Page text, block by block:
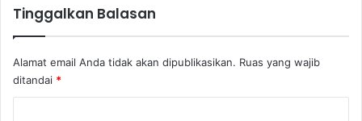
t
o
Tinggalkan Balasan
Alamat email Anda tidak akan dipublikasikan. Ruas yang wajib
ditandai *